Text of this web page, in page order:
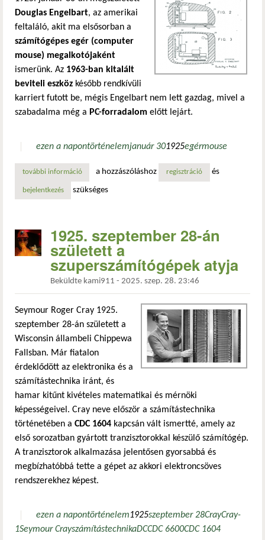
Douglas Engelbart, az amerikai
feltaláló, akit ma elsősorban a
számítógépes egér (computer
mouse) megalkotójaként
ismerünk. Az 1963-ban kitalált
beviteli eszköz később rendkívüli
karriert futott be, mégis Engelbart nem lett gazdag, mivel a
szabadalma még a PC-forradalom előtt lejárt.
ezen a napontörténelemjanuár 301925egérmouse
további információdouglas engelbart és az egér megszületése tartalommal
a hozzászóláshoz regisztráció és
bejelentkezés szükséges
1925. szeptember 28-án
született a
szuperszámítógépek atyja
Beküldte kami911 - 2025. szep. 28. 23:46
Seymour Roger Cray 1925.
szeptember 28-án született a
Wisconsin állambeli Chippewa
Fallsban. Már fiatalon
érdeklődött az elektronika és a
számítástechnika iránt, és
hamar kitűnt kivételes matematikai és mérnöki
képességeivel. Cray neve először a számítástechnika
történetében a CDC 1604 kapcsán vált ismertté, amely az
első sorozatban gyártott tranzisztorokkal készülő számítógép.
A tranzisztorok alkalmazása jelentősen gyorsabbá és
megbízhatóbbá tette a gépet az akkori elektroncsöves
rendszerekhez képest.
ezen a napontörténelem1925szeptember 28CrayCray-
1Seymour CrayszámítástechnikaDCCDC 6600CDC 1604